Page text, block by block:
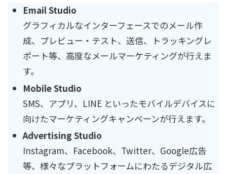
Email Studio
グラフィカルなインターフェースでのメール作
成、プレビュー・テスト、送信、トラッキングレ
ポート等、高度なメールマーケティングが行えま
す。
Mobile Studio
SMS、アプリ、LINE といったモバイルデバイスに
向けたマーケティングキャンペーンが行えます。
Advertising Studio
Instagram、Facebook、Twitter、Google広告
等、様々なプラットフォームにわたるデジタル広